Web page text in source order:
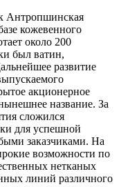
Антропшинская
кожевенного
около 200
был ватин,
развитие
акционерное
название. За
сложился
для успешной
заказчиками. На
возможности по
нетканых
линий различного